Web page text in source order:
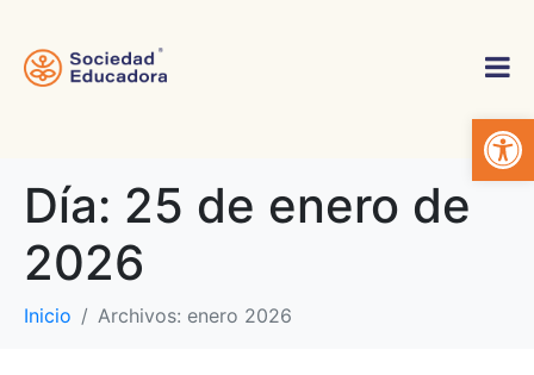
Abrir
Día: 25 de enero de
2026
Inicio Archivos: enero 2026